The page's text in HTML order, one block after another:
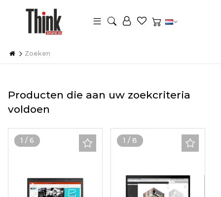
Zoeken
Producten die aan uw zoekcriteria
voldoen
1 / 6 1 / 8